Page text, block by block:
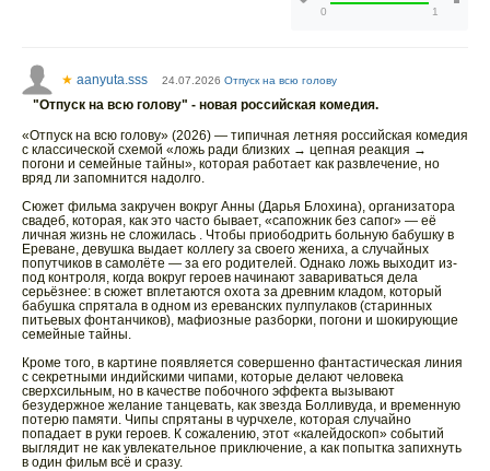
0 1
★ aanyuta.sss 24.07.2026 Отпуск на всю голову
"Отпуск на всю голову" - новая российская комедия.
«Отпуск на всю голову» (2026) — типичная летняя российская комедия
с классической схемой «ложь ради близких → цепная реакция →
погони и семейные тайны», которая работает как развлечение, но
вряд ли запомнится надолго.
Сюжет фильма закручен вокруг Анны (Дарья Блохина), организатора
свадеб, которая, как это часто бывает, «сапожник без сапог» — её
личная жизнь не сложилась . Чтобы приободрить больную бабушку в
Ереване, девушка выдает коллегу за своего жениха, а случайных
попутчиков в самолёте — за его родителей. Однако ложь выходит из-
под контроля, когда вокруг героев начинают завариваться дела
серьёзнее: в сюжет вплетаются охота за древним кладом, который
бабушка спрятала в одном из ереванских пулпулаков (старинных
питьевых фонтанчиков), мафиозные разборки, погони и шокирующие
семейные тайны.
Кроме того, в картине появляется совершенно фантастическая линия
с секретными индийскими чипами, которые делают человека
сверхсильным, но в качестве побочного эффекта вызывают
безудержное желание танцевать, как звезда Болливуда, и временную
потерю памяти. Чипы спрятаны в чурчхеле, которая случайно
попадает в руки героев. К сожалению, этот «калейдоскоп» событий
выглядит не как увлекательное приключение, а как попытка запихнуть
в один фильм всё и сразу.